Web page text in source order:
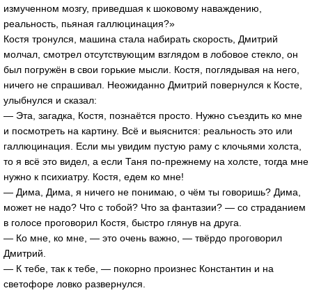
измученном мозгу, приведшая к шоковому наваждению,
реальность, пьяная галлюцинация?»
Костя тронулся, машина стала набирать скорость, Дмитрий
молчал, смотрел отсутствующим взглядом в лобовое стекло, он
был погружён в свои горькие мысли. Костя, поглядывая на него,
ничего не спрашивал. Неожиданно Дмитрий повернулся к Косте,
улыбнулся и сказал:
— Эта, загадка, Костя, познаётся просто. Нужно съездить ко мне
и посмотреть на картину. Всё и выяснится: реальность это или
галлюцинация. Если мы увидим пустую раму с клочьями холста,
то я всё это видел, а если Таня по-прежнему на холсте, тогда мне
нужно к психиатру. Костя, едем ко мне!
— Дима, Дима, я ничего не понимаю, о чём ты говоришь? Дима,
может не надо? Что с тобой? Что за фантазии? — со страданием
в голосе проговорил Костя, быстро глянув на друга.
— Ко мне, ко мне, — это очень важно, — твёрдо проговорил
Дмитрий.
— К тебе, так к тебе, — покорно произнес Константин и на
светофоре ловко развернулся.